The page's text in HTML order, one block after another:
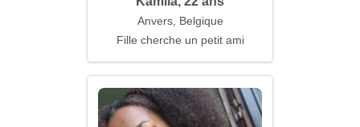
Anvers, Belgique
Fille cherche un petit ami